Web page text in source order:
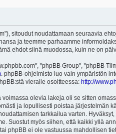
sitoudut noudattamaan seuraavia
ja teemme parhaamme
ehdot siinä muodossa, kuin ne on
"phpBB Group", "phpBB
. phpBB-ohjelmisto luo vain ympäristön
vieraile osoitteessa: http://
olevia lakeja oli se sitten
ja lopullisesti poistaa järjestelmän
tarkkailua varten. Hyväksyt,
Suostut myös siihen, että kaikki yllä
phpBB ei ole vastuussa mahdollisen